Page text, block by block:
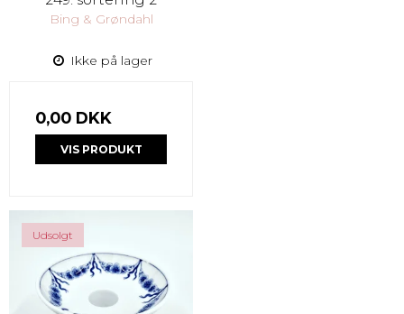
Bing & Grøndahl
Ikke på lager
0,00 DKK
VIS PRODUKT
Udsolgt